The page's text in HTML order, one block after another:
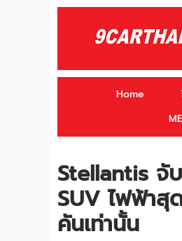
Home
Stellantis จั
SUV ไฟฟ้าสุ
คันเท่านั้น